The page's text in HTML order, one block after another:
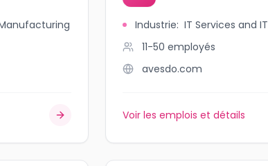
Industrie: IT Services and
11-50 employés
avesdo.com
Voir les emplois et détails